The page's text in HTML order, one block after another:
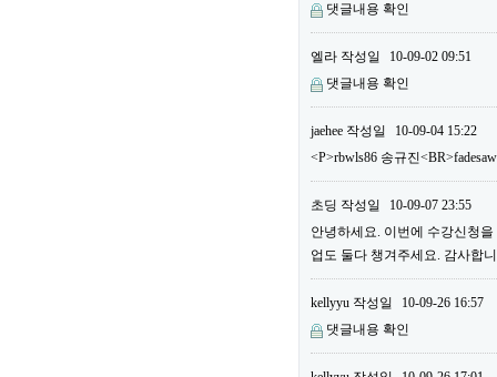
댓글내용 확인
엘라 작성일
10-09-02 09:51
댓글내용 확인
jaehee 작성일
10-09-04 15:22
<P>rbwls86 송규진
초딩 작성일
10-09-07 23:55
안녕하세요. 이번에 수강신청
업도 둘다 챙겨주세요. 감사합
kellyyu 작성일
10-09-26 16:57
댓글내용 확인